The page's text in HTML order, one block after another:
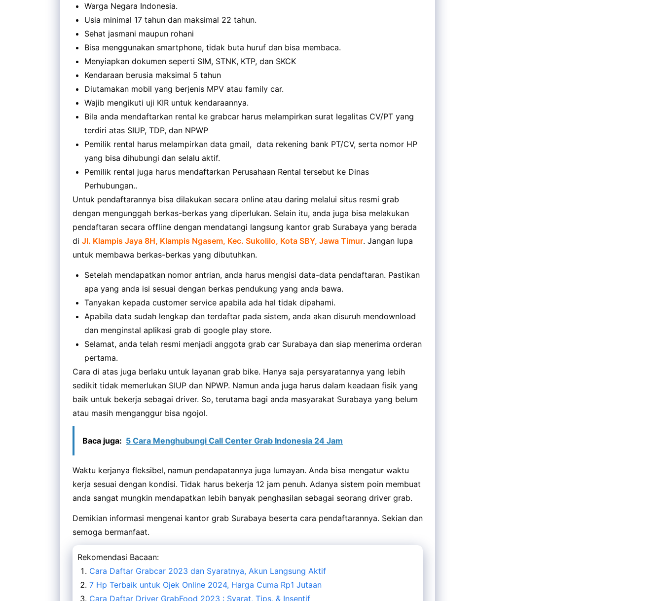
Warga Negara Indonesia.
Usia minimal 17 tahun dan maksimal 22 tahun.
Sehat jasmani maupun rohani
Bisa menggunakan smartphone, tidak buta huruf dan bisa membaca.
Menyiapkan dokumen seperti SIM, STNK, KTP, dan SKCK
Kendaraan berusia maksimal 5 tahun
Diutamakan mobil yang berjenis MPV atau family car.
Wajib mengikuti uji KIR untuk kendaraannya.
Bila anda mendaftarkan rental ke grabcar harus melampirkan surat legalitas CV/PT yang
terdiri atas SIUP, TDP, dan NPWP
Pemilik rental harus melampirkan data gmail, data rekening bank PT/CV, serta nomor HP
yang bisa dihubungi dan selalu aktif.
Pemilik rental juga harus mendaftarkan Perusahaan Rental tersebut ke Dinas
Perhubungan..
Untuk pendaftarannya bisa dilakukan secara online atau daring melalui situs resmi grab
dengan mengunggah berkas-berkas yang diperlukan. Selain itu, anda juga bisa melakukan
pendaftaran secara offline dengan mendatangi langsung kantor grab Surabaya yang berada
di Jl. Klampis Jaya 8H, Klampis Ngasem, Kec. Sukolilo, Kota SBY, Jawa Timur. Jangan lupa
untuk membawa berkas-berkas yang dibutuhkan.
Setelah mendapatkan nomor antrian, anda harus mengisi data-data pendaftaran. Pastikan
apa yang anda isi sesuai dengan berkas pendukung yang anda bawa.
Tanyakan kepada customer service apabila ada hal tidak dipahami.
Apabila data sudah lengkap dan terdaftar pada sistem, anda akan disuruh mendownload
dan menginstal aplikasi grab di google play store.
Selamat, anda telah resmi menjadi anggota grab car Surabaya dan siap menerima orderan
pertama.
Cara di atas juga berlaku untuk layanan grab bike. Hanya saja persyaratannya yang lebih
sedikit tidak memerlukan SIUP dan NPWP. Namun anda juga harus dalam keadaan fisik yang
baik untuk bekerja sebagai driver. So, terutama bagi anda masyarakat Surabaya yang belum
atau masih menganggur bisa ngojol.
Baca juga: 5 Cara Menghubungi Call Center Grab Indonesia 24 Jam
Waktu kerjanya fleksibel, namun pendapatannya juga lumayan. Anda bisa mengatur waktu
kerja sesuai dengan kondisi. Tidak harus bekerja 12 jam penuh. Adanya sistem poin membuat
anda sangat mungkin mendapatkan lebih banyak penghasilan sebagai seorang driver grab.
Demikian informasi mengenai kantor grab Surabaya beserta cara pendaftarannya. Sekian dan
semoga bermanfaat.
Rekomendasi Bacaan:
Cara Daftar Grabcar 2023 dan Syaratnya, Akun Langsung Aktif
7 Hp Terbaik untuk Ojek Online 2024, Harga Cuma Rp1 Jutaan
Cara Daftar Driver GrabFood 2023 : Syarat, Tips, & Insentif